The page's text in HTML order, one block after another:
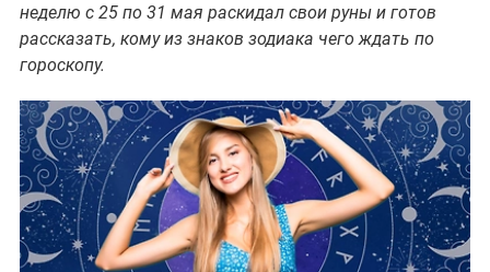
неделю с 25 по 31 мая раскидал свои руны и готов
рассказать, кому из знаков зодиака чего ждать по
гороскопу.